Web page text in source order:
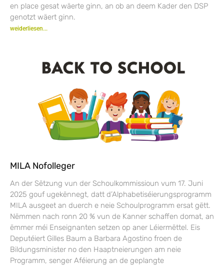
en place gesat wäerte ginn, an ob an deem Kader den DSP
genotzt wäert ginn.
weiderliesen...
MILA Nofolleger
An der Sëtzung vun der Schoulkommissioun vum 17. Juni
2025 gouf ugekënnegt, datt d’Alphabetiséierungsprogramm
MILA ausgeet an duerch e neie Schoulprogramm ersat gëtt.
Nëmmen nach ronn 20 % vun de Kanner schaffen domat, an
ëmmer méi Enseignanten setzen op aner Léiermëttel. Eis
Deputéiert Gilles Baum a Barbara Agostino froen de
Bildungsminister no den Haaptneierungen am neie
Programm, senger Aféierung an de geplangte